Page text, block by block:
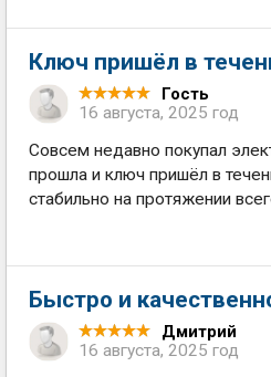
Ключ пришёл в
Гость
16 августа, 2025 год
Совсем недавно покупал
прошла и ключ пришёл в
стабильно на протяжении
Быстро и
Дмитрий
16 августа, 2025 год